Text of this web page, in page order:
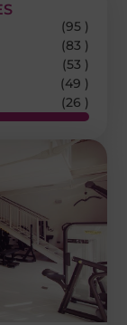
(95 )
(83 )
(53 )
(49 )
(26 )